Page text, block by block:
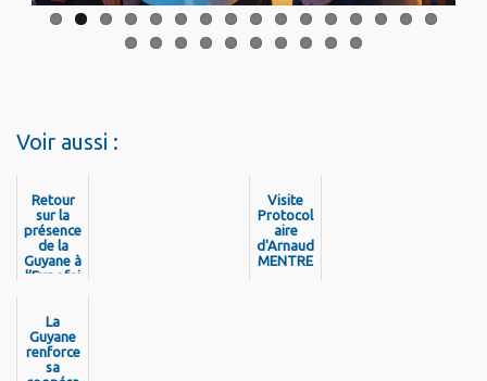
Voir aussi :
Retour
sur la
présence
de la
Guyane à
l’Expofei
Macapá
Visite
Protocol
aire
d'Arnaud
MENTRE
La
Guyane
renforce
sa